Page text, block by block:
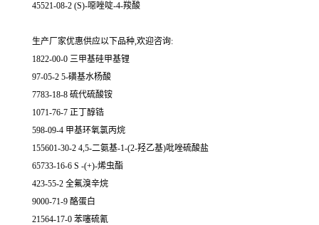
45521-08-2 (S)-噁唑啶-4-羧酸
生产厂家优惠供应以下品种,欢迎咨询:
1822-00-0 三甲基硅甲基锂
97-05-2 5-磺基水杨酸
7783-18-8 硫代硫酸铵
1071-76-7 正丁醇锆
598-09-4 甲基环氧氯丙烷
155601-30-2 4,5-二氨基-1-(2-羟乙基)吡唑硫酸盐
65733-16-6 S -(+)-烯虫酯
423-55-2 全氟溴辛烷
9000-71-9 酪蛋白
21564-17-0 苯噻硫氰